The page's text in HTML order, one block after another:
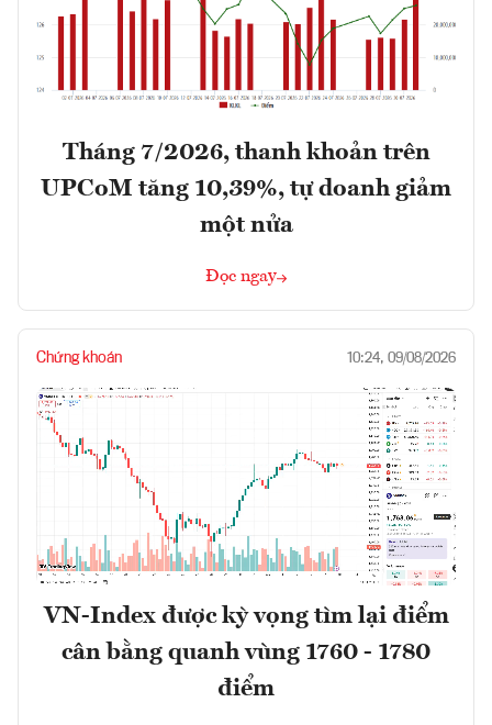
Tháng 7/2026, thanh khoản trên
UPCoM tăng 10,39%, tự doanh giảm
một nửa
Đọc ngay
Chứng khoán 10:24, 09/08/2026
VN-Index được kỳ vọng tìm lại điểm
cân bằng quanh vùng 1760 - 1780
điểm